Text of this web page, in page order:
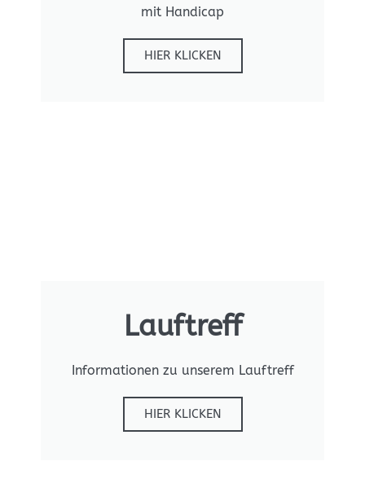
mit Handicap
HIER KLICKEN
Lauftreff
Informationen zu unserem Lauftreff
HIER KLICKEN